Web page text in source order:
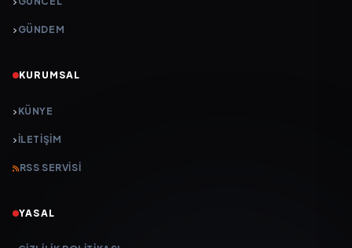
GÜNDEM
KURUMSAL
KÜNYE
İLETIŞIM
RSS SERVISI
YASAL